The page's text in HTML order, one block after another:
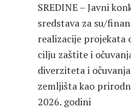
SREDINE – Javni
sredstava za su/
realizacije projekata
cilju zaštite i
diverziteta i
zemljišta kao
2026. godini